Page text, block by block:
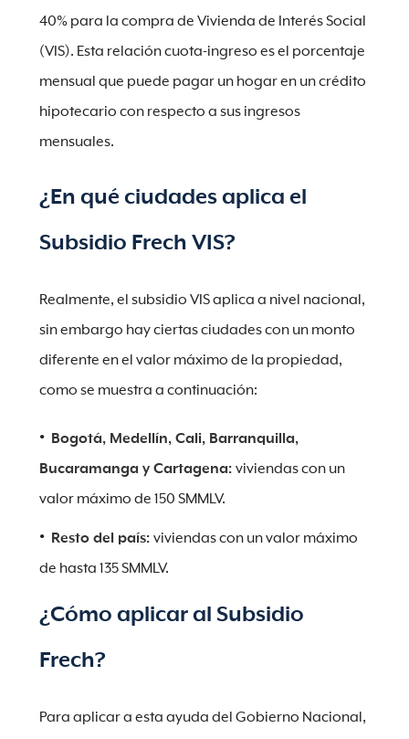
40% para la compra de Vivienda de Interés Social
(VIS). Esta relación cuota-ingreso es el porcentaje
mensual que puede pagar un hogar en un crédito
hipotecario con respecto a sus ingresos
mensuales.
¿En qué ciudades aplica el
Subsidio Frech VIS?
Realmente, el subsidio VIS aplica a nivel nacional,
sin embargo hay ciertas ciudades con un monto
diferente en el valor máximo de la propiedad,
como se muestra a continuación:
Bogotá, Medellín, Cali, Barranquilla,
Bucaramanga y Cartagena: viviendas con un
valor máximo de 150 SMMLV.
Resto del país: viviendas con un valor máximo
de hasta 135 SMMLV.
¿Cómo aplicar al Subsidio
Frech?
Para aplicar a esta ayuda del Gobierno Nacional,